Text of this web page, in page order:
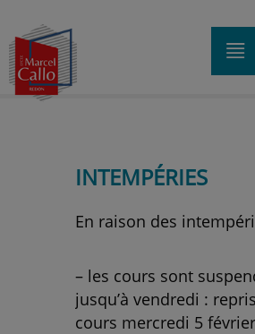
o
INTEMPÉRIES
En raison des
– les cours sont
jusqu’à vendredi :
cours mercredi 5